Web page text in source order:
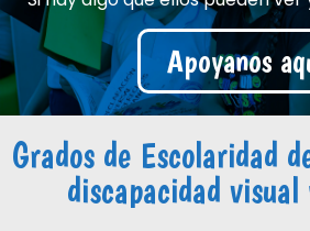
Apoyanos
Grados de Escolaridad
discapacidad